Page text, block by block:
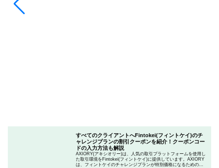
すべてのクライアントへFintokei(フィントケイ)のチ
ャレンジプランの割引クーポンを紹介！クーポンコー
ドの入力方法も解説
AXIORY(アキシオリー)は、人気の取引プラットフォームを使用し
た取引環境をFintokei(フィントケイ)に提供しています。AXIORY
は、フィントケイのチャレンジプランが特別価格になるためのク